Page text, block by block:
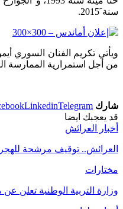
سنة َ2015.
ويأتي تكريم الفنان السوري
من أجل استمرارية الممارسة
شارك LinkedinTelegram
قد يعجبك ايضا
أخبار العرائش
العرائش.. توقيف مرشحة
مختارات
وزارة التربية الوطنية تعلن